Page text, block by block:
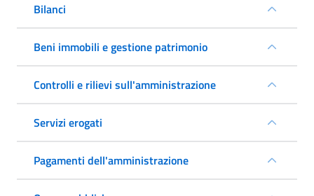
Bilanci
Beni immobili e gestione patrimonio
Controlli e rilievi sull'amministrazione
Servizi erogati
Pagamenti dell'amministrazione